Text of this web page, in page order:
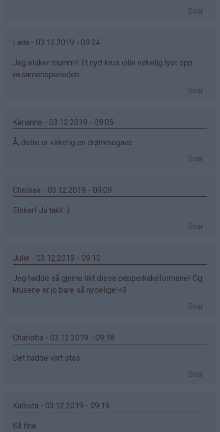
Svar
Laila - 03.12.2019 - 09:04
Jeg elsker mummi! Et nytt krus ville virkelig lyst opp
eksamensperioden
Svar
Karianne - 03.12.2019 - 09:05
Å, dette er virkelig en drømmegave
Svar
Chelsea - 03.12.2019 - 09:09
Elsker! Ja takk :)
Svar
Julie - 03.12.2019 - 09:10
Jeg hadde så gjerne likt disse pepperkakeformene! Og
krusene er jo bare så nydelige!<3
Svar
Charlotta - 03.12.2019 - 09:18
Det hadde vart stas
Svar
Kallista - 03.12.2019 - 09:19
Så fine